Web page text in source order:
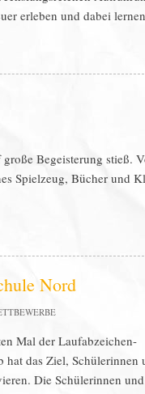
erleben und dabei
Begeisterung stieß.
Spielzeug, Bücher und
Nord
Mal der Laufabzeichen-
das Ziel, Schülerinnen
Die Schülerinnen und